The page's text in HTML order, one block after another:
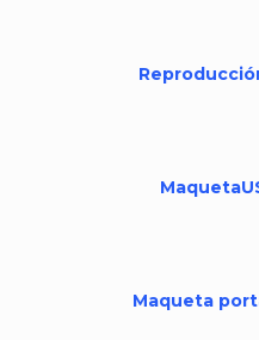
Maqueta